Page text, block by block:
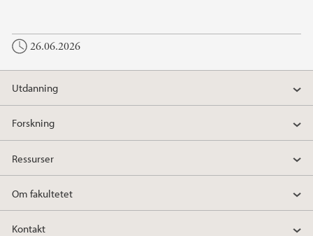
26.06.2026
Utdanning
Forskning
Ressurser
Om fakultetet
Kontakt